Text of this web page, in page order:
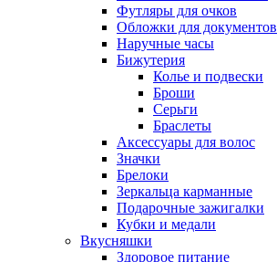
Футляры для очков
Обложки для документов
Наручные часы
Бижутерия
Колье и подвески
Броши
Серьги
Браслеты
Аксессуары для волос
Значки
Брелоки
Зеркальца карманные
Подарочные зажигалки
Кубки и медали
Вкусняшки
Здоровое питание